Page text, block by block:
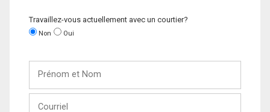
Travaillez-vous actuellement avec un courtier?
Non Oui
Nom